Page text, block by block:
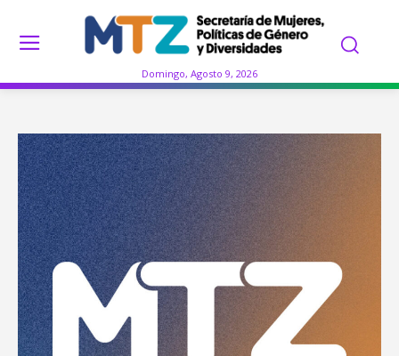
Domingo, Agosto 9, 2026